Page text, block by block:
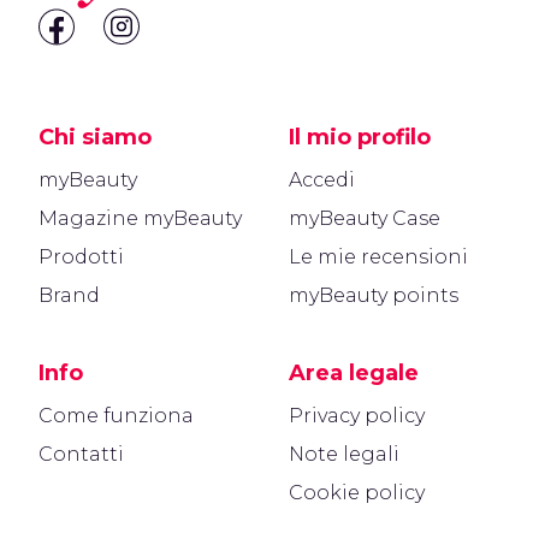
Chi siamo
myBeauty
Magazine myBeauty
Prodotti
Brand
Info
Come funziona
Contatti
Il mio profilo
Accedi
myBeauty Case
Le mie recensioni
myBeauty points
Area legale
Privacy policy
Note legali
Cookie policy